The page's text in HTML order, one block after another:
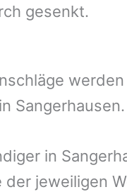
gesenkt.
Sangerhausen.
in
jeweiligen